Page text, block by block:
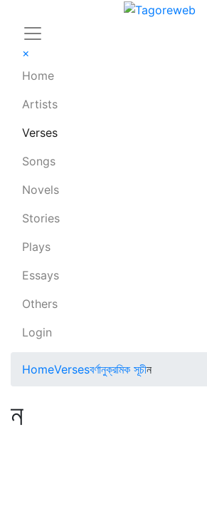
×
Home
Artists
Verses
Songs
Novels
Stories
Plays
Essays
Others
Login
HomeVersesবর্ণানুক্রমিক সূচীন
ন